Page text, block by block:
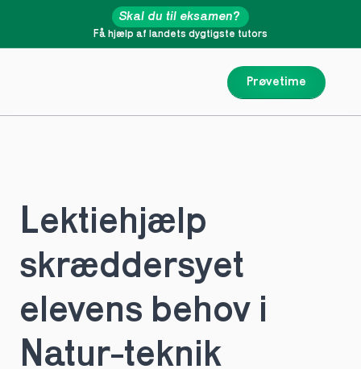
Prøvetime
Få hjælp af landets dygtigste tutors
Skal du til eksamen?
Lektiehjælp
skræddersyet
elevens behov i
Natur-teknik